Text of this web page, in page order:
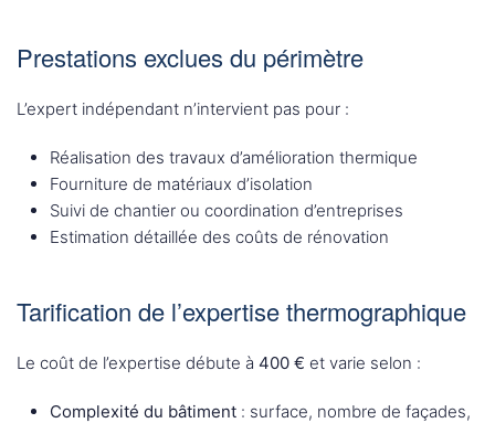
Prestations exclues du périmètre
L’expert indépendant n’intervient pas pour :
Réalisation des travaux d’amélioration thermique
Fourniture de matériaux d’isolation
Suivi de chantier ou coordination d’entreprises
Estimation détaillée des coûts de rénovation
Tarification de l’expertise thermographique
Le coût de l’expertise débute à 400 € et varie selon :
Complexité du bâtiment : surface, nombre de façades,